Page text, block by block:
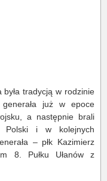
była tradycją w rodzinie
generała już w epoce
a następnie brali
Polski i w kolejnych
– płk Kazimierz
8. Pułku Ułanów z